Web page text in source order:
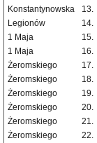
Konstantynowska
13.
Legionów
14.
1 Maja
15.
1 Maja
16.
Żeromskiego
17.
Żeromskiego
18.
Żeromskiego
19.
Żeromskiego
20.
Żeromskiego
21.
Żeromskiego
22.